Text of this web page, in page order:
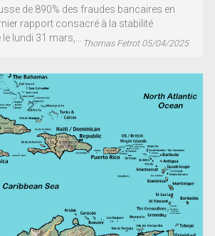
de 890% des fraudes bancaires en
rapport consacré à la stabilité
lundi 31 mars,... Thomas Fetrot 05/04/2025